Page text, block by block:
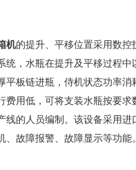
机的提升、平移位置采用数
统，水瓶在提升及平移过程
平板链进瓶，侍机状态功率
费用低，可将支装水瓶按要
线的人员编制。该设备采用
故障报警、故障显示等功能。